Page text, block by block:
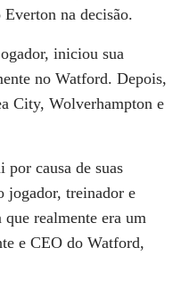
na decisão.
iniciou sua
no Watford. Depois,
City, Wolverhampton e
por causa de suas
jogador, treinador e
realmente era um
e CEO do Watford,